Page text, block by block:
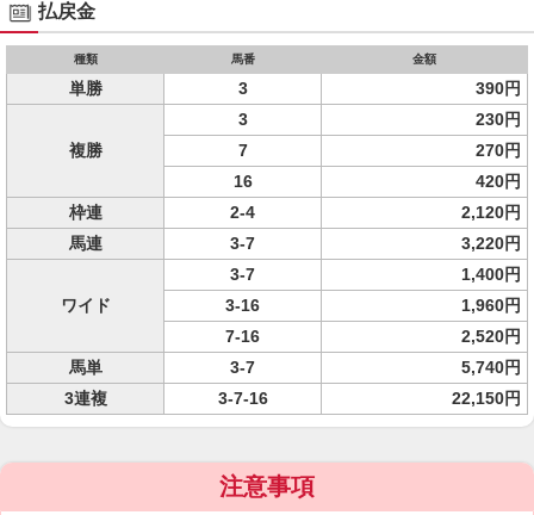
払戻金
種類 馬番 金額
単勝 3 390円
複勝
3
230円
7
270円
16
420円
枠連
2-4
2,120円
馬連
3-7 3,220円
ワイド
3-7
1,400円
3-16
1,960円
7-16
2,520円
馬単
3-7
5,740円
3連複
3-7-16 22,150円
注意事項